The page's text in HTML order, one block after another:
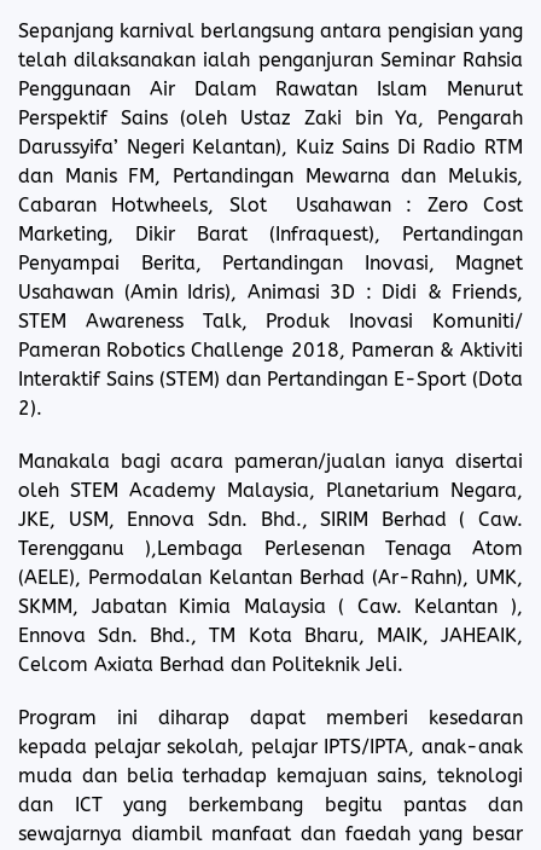
Sepanjang karnival berlangsung antara pengisian yang
telah dilaksanakan ialah penganjuran Seminar Rahsia
Penggunaan Air Dalam Rawatan Islam Menurut
Perspektif Sains (oleh Ustaz Zaki bin Ya, Pengarah
Darussyifa’ Negeri Kelantan), Kuiz Sains Di Radio RTM
dan Manis FM, Pertandingan Mewarna dan Melukis,
Cabaran Hotwheels, Slot Usahawan : Zero Cost
Marketing, Dikir Barat (Infraquest), Pertandingan
Penyampai Berita, Pertandingan Inovasi, Magnet
Usahawan (Amin Idris), Animasi 3D : Didi & Friends,
STEM Awareness Talk, Produk Inovasi Komuniti/
Pameran Robotics Challenge 2018, Pameran & Aktiviti
Interaktif Sains (STEM) dan Pertandingan E-Sport (Dota
2).
Manakala bagi acara pameran/jualan ianya disertai
oleh STEM Academy Malaysia, Planetarium Negara,
JKE, USM, Ennova Sdn. Bhd., SIRIM Berhad ( Caw.
Terengganu ),Lembaga Perlesenan Tenaga Atom
(AELE), Permodalan Kelantan Berhad (Ar-Rahn), UMK,
SKMM, Jabatan Kimia Malaysia ( Caw. Kelantan ),
Ennova Sdn. Bhd., TM Kota Bharu, MAIK, JAHEAIK,
Celcom Axiata Berhad dan Politeknik Jeli.
Program ini diharap dapat memberi kesedaran
kepada pelajar sekolah, pelajar IPTS/IPTA, anak-anak
muda dan belia terhadap kemajuan sains, teknologi
dan ICT yang berkembang begitu pantas dan
sewajarnya diambil manfaat dan faedah yang besar